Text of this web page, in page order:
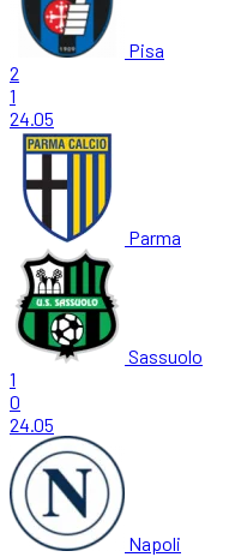
Pisa
2
1
24.05
Parma
Sassuolo
1
0
24.05
Napoli